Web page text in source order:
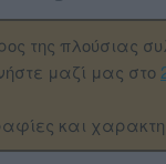
της πλούσιας
μαζί μας στο
και